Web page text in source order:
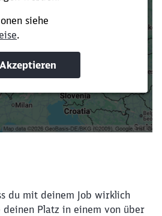
indem du Suchbegriffe
Filter hinzufügst.
eingeben
Filter setzen
du mit deinem Job wirklich
deinen Platz in einem von über